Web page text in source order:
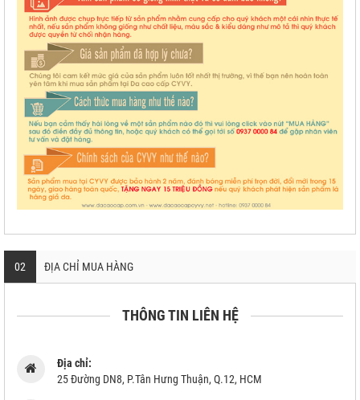
02 ĐỊA CHỈ MUA HÀNG
THÔNG TIN LIÊN HỆ
Địa chỉ:
25 Đường DN8, P.Tân Hưng Thuận, Q.12, HCM